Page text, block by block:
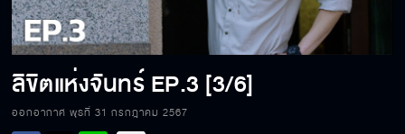
Video
ลิขิตแห่งจันทร์EP.3 [3/6]
ออกอากาศ พุธที่ 31 กรกฎาคม 2567